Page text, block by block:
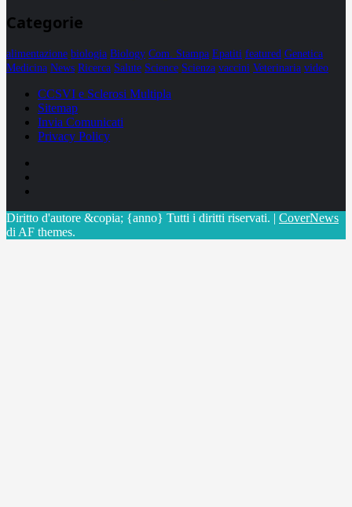
Categorie
alimentazione biologia Biology Com. Stampa Epatiti featured Genetica
Medicina News Ricerca Salute Science Scienza vaccini Veterinaria video
CCSVI e Sclerosi Multipla
Sitemap
Invia Comunicati
Privacy Policy
Diritto d'autore &copia; {anno} Tutti i diritti riservati. | CoverNews
di AF themes.